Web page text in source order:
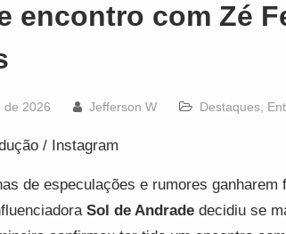
encontro com Zé
de 2026 Jefferson W Destaques
/ Instagram
de especulações e rumores
Sol de Andrade decidiu se